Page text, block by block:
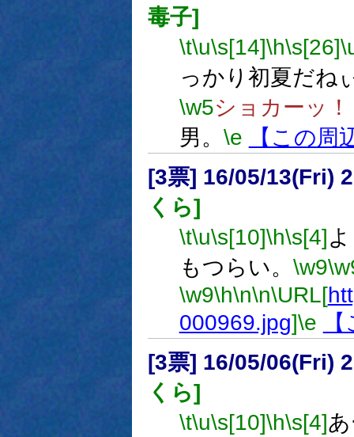
毒子]
\t\u\s[14]\h\s[26]
っかり初夏だね
\w5ショカーッ
男。 \e
【この周
[3票] 16/05/13(Fri)
くら]
\t\u\s[10]\h\s[4]
もつらい。 \w9
\w9\h\n\n\URL[
000969.jpg]\e
[3票] 16/05/06(Fri)
くら]
\t\u\s[10]\h\s[4]